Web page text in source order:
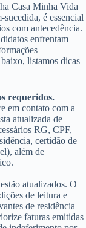
Casa Minha Vida
é essencial
com antecedência.
enfrentam
listamos dicas
requeridos.
em contato com a
atualizada de
RG, CPF,
certidão de
além de
atualizados. O
de leitura e
de residência
faturas emitidas